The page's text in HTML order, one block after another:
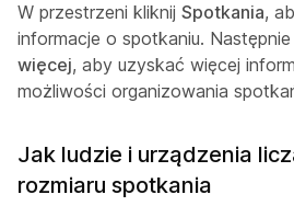
W przestrzeni kliknij Spotkania,
informacje o spotkaniu. Następnie
więcej, aby uzyskać więcej
możliwości organizowania
Jak ludzie i urządzenia
rozmiaru spotkania